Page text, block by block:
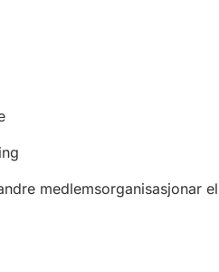
medlemsorganisasjonar